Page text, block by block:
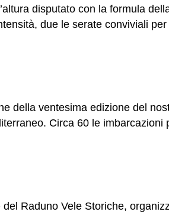
disputato con la formula
due le serate conviviali
della ventesima edizione del
Circa 60 le imbarcazioni
Raduno Vele Storiche,